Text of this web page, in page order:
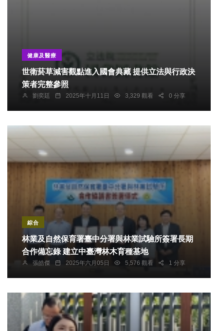
健康及醫療
世衛菸草減害觀點進入國會典藏 提供立法與行政決
策者完整參照
劉奕廷 2025年十月11日 3,329 觀看 0 分享
綜合
林業及自然保育署臺中分署與林業試驗所簽署長期
合作備忘錄 建立中臺灣林木育種基地
張皓傑 2025年六月05日 5,576 觀看 1 分享